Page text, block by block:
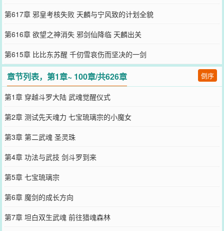
第617章 邪皇考核失败 天麟与宁风致的计划全貌
第616章 欲望之神消失 邪剑仙降临 天麟出关
第615章 比比东苏醒 千仞雪哀伤而坚决的一剑
章节列表，第1章~ 100章/共626章 倒序
第1章 穿越斗罗大陆 武魂觉醒仪式
第2章 测试先天魂力 七宝琉璃宗的小魔女
第3章 第二武魂 圣灵珠
第4章 功法与武技 剑斗罗到来
第5章 七宝琉璃宗
第6章 魔剑的成长方向
第7章 坦白双生武魂 前往猎魂森林